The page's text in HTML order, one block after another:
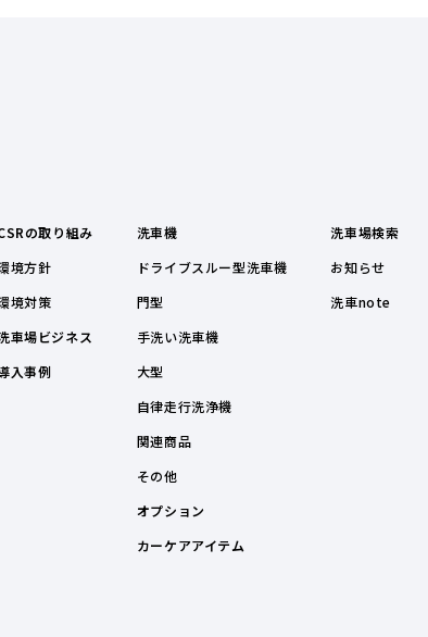
の取り組み
境方針
境対策
車場ビジネス
入事例
洗車機
ドライブスルー型洗車機
門型
手洗い洗車機
大型
自律走行洗浄機
関連商品
その他
オプション
カーケアアイテム
洗車場検索
お知らせ
洗車note